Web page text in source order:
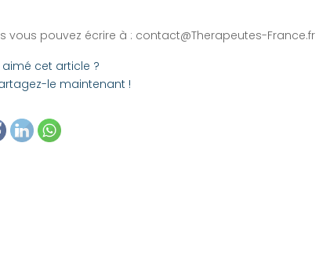
pouvez écrire à : contact@Therapeutes-France.fr
cet article ?
le maintenant !